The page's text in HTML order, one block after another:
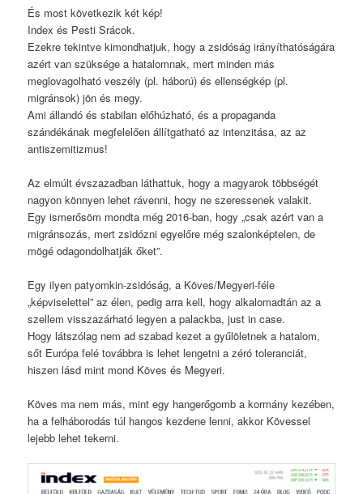
És most következik két kép!
Index és Pesti Srácok.
Ezekre tekintve kimondhatjuk, hogy a zsidóság irányíthatóságára
azért van szüksége a hatalomnak, mert minden más
meglovagolható veszély (pl. háború) és ellenségkép (pl.
migránsok) jön és megy.
Ami állandó és stabilan előhúzható, és a propaganda
szándékának megfelelően állítgatható az intenzitása, az az
antiszemitizmus!
Az elmúlt évszazadban láthattuk, hogy a magyarok többségét
nagyon könnyen lehet rávenni, hogy ne szeressenek valakit.
Egy ismerősöm mondta még 2016-ban, hogy „csak azért van a
migránsozás, mert zsidózni egyelőre még szalonképtelen, de
mögé odagondolhatják őket”.
Egy ilyen patyomkin-zsidóság, a Köves/Megyeri-féle
„képviselettel” az élen, pedig arra kell, hogy alkalomadtán az a
szellem visszazárható legyen a palackba, just in case.
Hogy látszólag nem ad szabad kezet a gyűlöletnek a hatalom,
sőt Európa felé továbbra is lehet lengetni a zéró toleranciát,
hiszen lásd mint mond Köves és Megyeri.
Köves ma nem más, mint egy hangerőgomb a kormány kezében,
ha a felháborodás túl hangos kezdene lenni, akkor Kövessel
lejebb lehet tekerni.